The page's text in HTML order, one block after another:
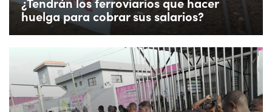
huelga para cobrar sus salarios?